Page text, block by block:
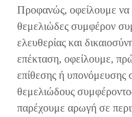
Προφανώς, οφείλουμε να
θεμελιώδες συμφέρον
ελευθερίας και
επέκταση, οφείλουμε,
επίθεσης ή υπονόμευσης
θεμελιώδους
παρέχουμε αρωγή σε